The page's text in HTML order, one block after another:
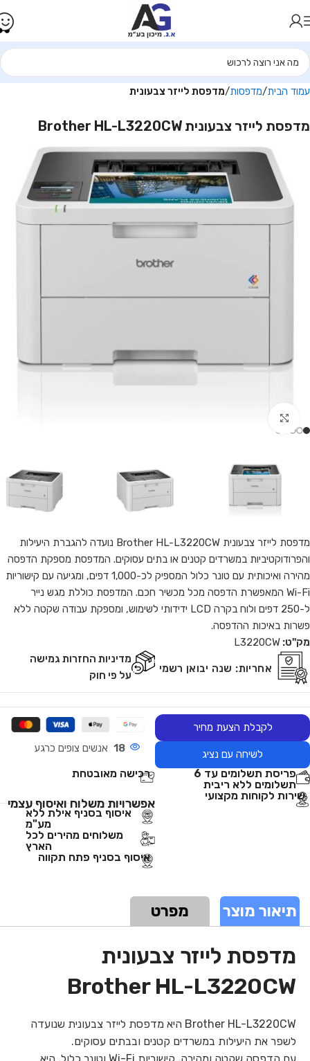
עמוד הבית מדפסות מדפסת לייזר צבעונית
מדפסת לייזר צבעונית Brother HL-L3220CW
מדפסת לייזר צבעונית Brother HL-L3220CW נועדה להגברת היעילות
והפרודוקטיביות במשרדים קטנים או בתים עסוקים. המדפסת מספקת הדפסה
מהירה ואיכותית עם טונר כלול המספיק לכ-1,000 דפים, ומגיעה עם קישוריות
Wi-Fi המאפשרת הדפסה מכל מכשיר חכם. המדפסת כוללת מגש נייר
ל-250 דפים ולוח בקרה LCD ידידותי לשימוש, ומספקת עבודה שקטה ללא
פשרות באיכות ההדפסה.
מק"ט: L3220CW
אחריות: שנה יבואן רשמי
מדיניות החזרות גמישה
על פי חוק
לקבלת הצעת מחיר
לשיחה עם נציג 18 אנשים צופים כרגע
פריסת תשלומים עד 6
תשלומים ללא ריבית
רכישה מאובטחת
שירות לקוחות מקצועי
אפשרויות משלוח ואיסוף עצמי
איסוף בסניף אילת ללא
מע"מ
משלוחים מהירים לכל
הארץ
איסוף בסניף פתח תקווה
תיאור מוצר מפרט
מדפסת לייזר צבעונית
Brother HL-L3220CW
Brother HL-L3220CW היא מדפסת לייזר צבעונית שנועדה
לשפר את היעילות במשרדים קטנים ובבתים עסוקים.